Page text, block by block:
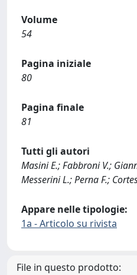
Volume
54
Pagina iniziale
80
Pagina finale
81
Tutti gli autori
Masini E.; Fabbroni V.;
Messerini L.; Perna F.;
Appare nelle tipologie:
1a - Articolo su rivista
File in questo prodotto: